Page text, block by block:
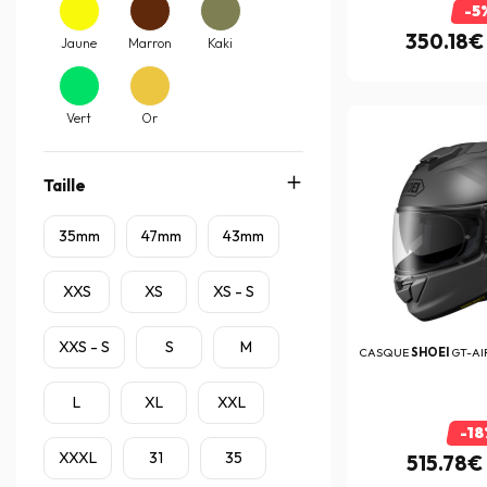
Bowtex (22)
Brembo (690)
BS Battery (40)
Bullster (102)
C-Racer
Caberg (5)
Cardo (43)
Centauro (1)
Chaft (237)
Ctek (1)
Cycra
D.I.D (4)
Dainese (496)
Jaune Marron Kaki
Vert Or
Taille
35mm 47mm 43mm
XXS XS XS - S
XXS - S S M
L XL XXL
XXXL 31 35
-
350.18€
CASQUESHOEI GT-
-
515.78€